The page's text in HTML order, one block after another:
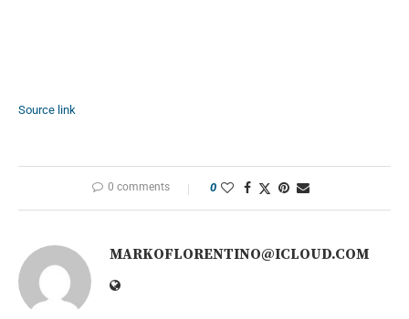
Source link
0 comments 0
MARKOFLORENTINO@ICLOUD.COM